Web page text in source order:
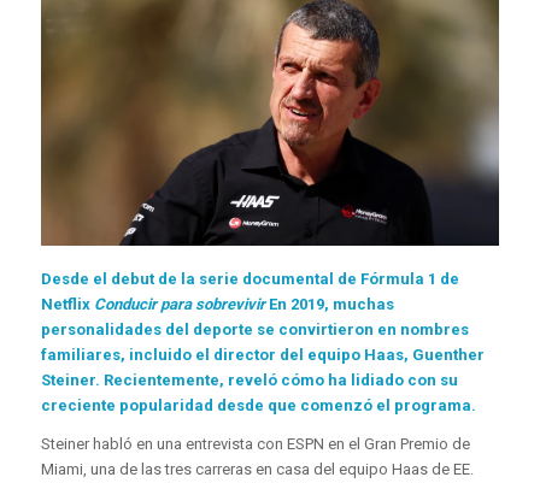
Desde el debut de la serie documental de Fórmula 1 de
Netflix Conducir para sobrevivirEn 2019, muchas
personalidades del deporte se convirtieron en nombres
familiares, incluido el director del equipo Haas, Guenther
Steiner. Recientemente, reveló cómo ha lidiado con su
creciente popularidad desde que comenzó el programa.
Steiner habló en una entrevista con ESPN en el Gran Premio de
Miami, una de las tres carreras en casa del equipo Haas de EE.